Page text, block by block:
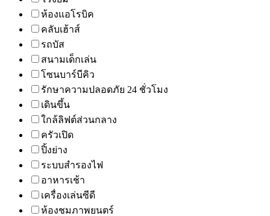
ห้องแอโรบิค
คลับเฮ้าส์
รถบัส
สนามเด็กเล่น
โซนบาร์บีคิว
รักษาความปลอดภัย 24 ชั่วโมง
เดินขึ้น
ใกล้ลิฟต์ส่วนกลาง
ครัวเปิด
ปิ้งย่าง
ระบบสำรองไฟ
อาหารเช้า
เครื่องเล่นซีดี
ห้องชมภาพยนตร์